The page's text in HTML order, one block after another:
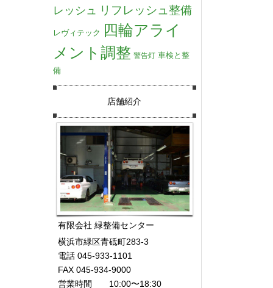
レッシュ
リフレッシュ整備
レヴィテック 四輪アライ
メント調整 警告灯 車検と整
備
店舗紹介
有限会社 緑整備センター
横浜市緑区青砥町283-3
電話 045-933-1101
FAX 045-934-9000
営業時間 10:00〜18:30